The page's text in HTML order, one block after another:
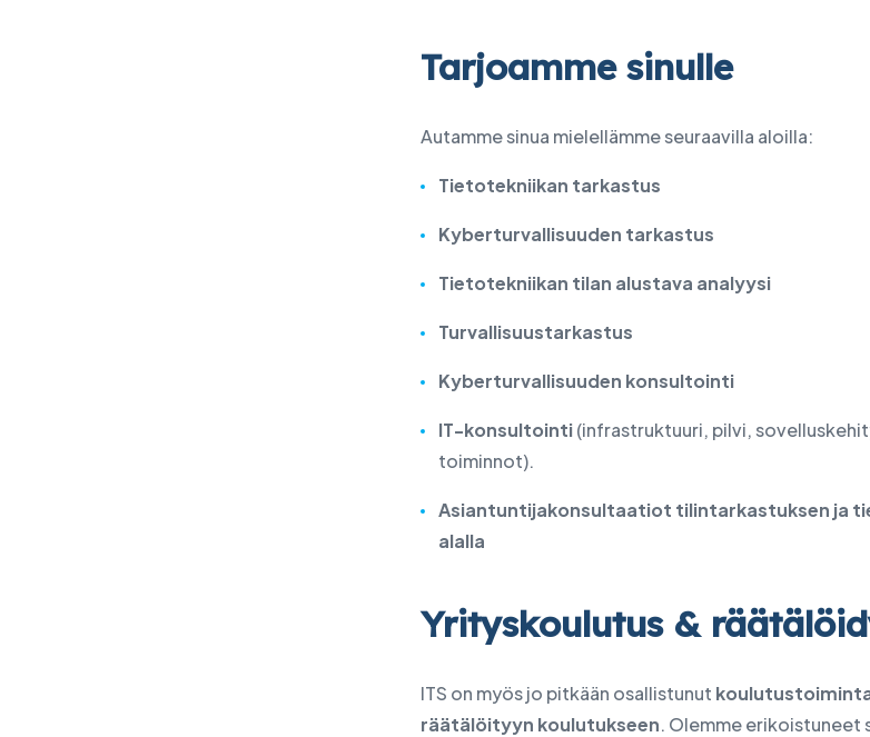
Tarjoamme sinulle
Autamme sinua mielellämme seuraavilla aloilla:
Tietotekniikan tarkastus
Kyberturvallisuuden tarkastus
Tietotekniikan tilan alustava analyysi
Turvallisuustarkastus
Kyberturvallisuuden konsultointi
IT-konsultointi(infrastruktuuri, pilvi,
toiminnot).
Asiantuntijakonsultaatiot tilintarkastuksen ja
alalla
Yrityskoulutus &
ITS on myös jo pitkään osallistunut
räätälöityyn koulutukseen. Olemme erikoistuneet